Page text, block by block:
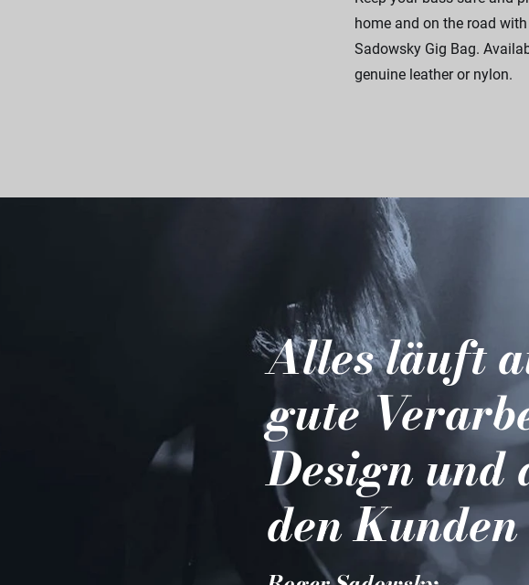
home and on the road with
Sadowsky Gig Bag.
genuine leather or nylon.
Alles läuft
gute
Design und
den